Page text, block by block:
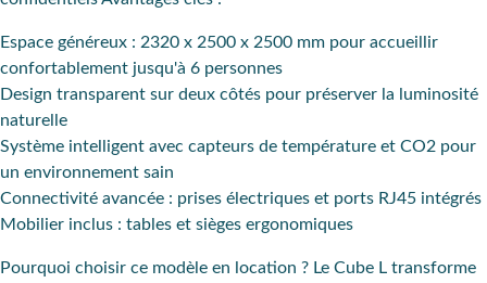
Espace généreux : 2320 x 2500 x 2500 mm pour accueillir
confortablement jusqu'à 6 personnes
Design transparent sur deux côtés pour préserver la luminosité
naturelle
Système intelligent avec capteurs de température et CO2 pour
un environnement sain
Connectivité avancée : prises électriques et ports RJ45 intégrés
Mobilier inclus : tables et sièges ergonomiques
Pourquoi choisir ce modèle en location ? Le Cube L transforme